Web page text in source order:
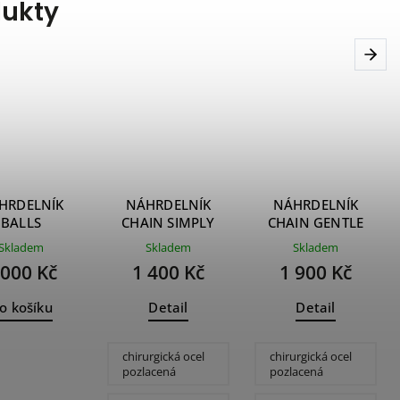
BALLS
pearls
Kč
košíku
NÁHRDELNÍK
CHAIN SIMPLY
Skladem
1 400 Kč
Detail
chirurgická ocel
pozlacená
NÁHRDELNÍK
CHAIN GENTLE
Skladem
1 900 Kč
Detail
chirurgická ocel
pozlacená
Next